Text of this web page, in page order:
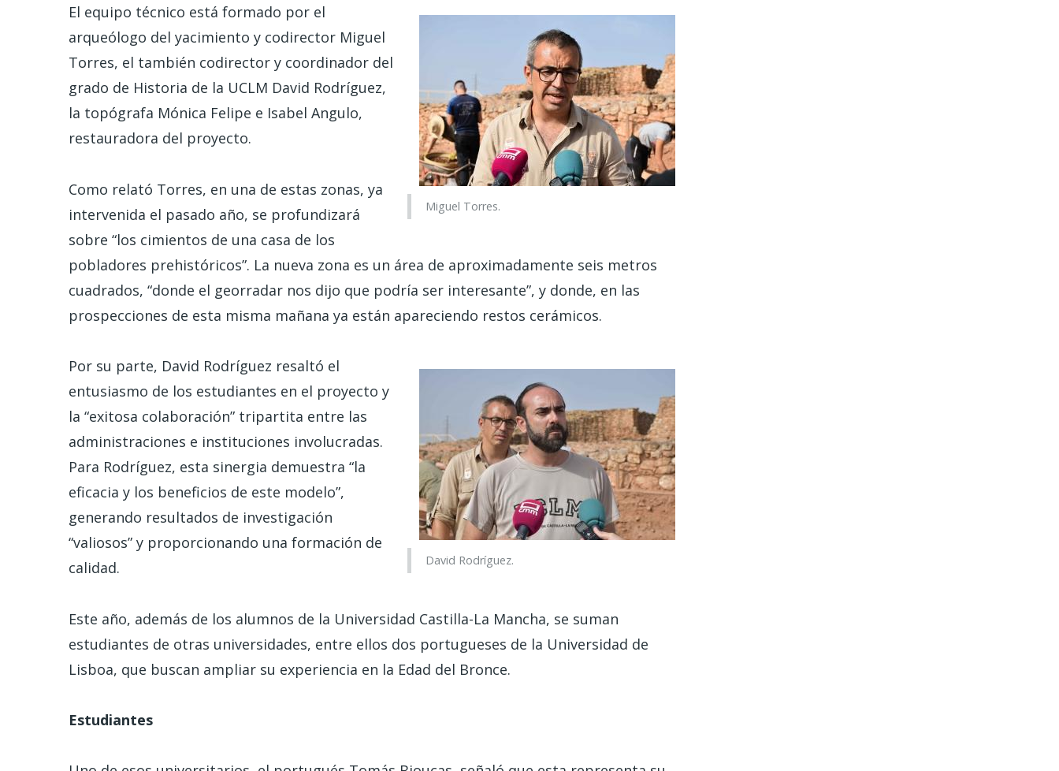
Miguel Torres.
El equipo técnico está formado por el
arqueólogo del yacimiento y codirector Miguel
Torres, el también codirector y coordinador del
grado de Historia de la UCLM David Rodríguez,
la topógrafa Mónica Felipe e Isabel Angulo,
restauradora del proyecto.
Como relató Torres, en una de estas zonas, ya
intervenida el pasado año, se profundizará
sobre “los cimientos de una casa de los
pobladores prehistóricos”. La nueva zona es un área de aproximadamente seis metros
cuadrados, “donde el georradar nos dijo que podría ser interesante”, y donde, en las
prospecciones de esta misma mañana ya están apareciendo restos cerámicos.
David Rodríguez.
Por su parte, David Rodríguez resaltó el
entusiasmo de los estudiantes en el proyecto y
la “exitosa colaboración” tripartita entre las
administraciones e instituciones involucradas.
Para Rodríguez, esta sinergia demuestra “la
eficacia y los beneficios de este modelo”,
generando resultados de investigación
“valiosos” y proporcionando una formación de
calidad.
Este año, además de los alumnos de la Universidad Castilla-La Mancha, se suman
estudiantes de otras universidades, entre ellos dos portugueses de la Universidad de
Lisboa, que buscan ampliar su experiencia en la Edad del Bronce.
Estudiantes